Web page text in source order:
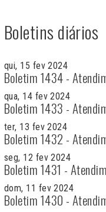
Boletins diários
qui, 15 fev 2024
Boletim 1434 -
qua, 14 fev 2024
Boletim 1433 -
ter, 13 fev 2024
Boletim 1432 -
seg, 12 fev 2024
Boletim 1431 -
dom, 11 fev 2024
Boletim 1430 -